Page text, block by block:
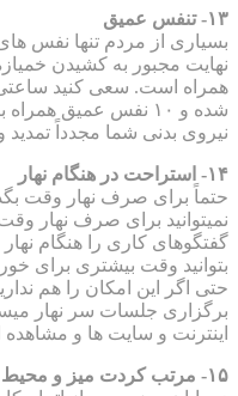
۱۳- تنفس عمیق
بسیاری از مردم تنها نفس
نهایت مجبور به کشیدن
همراه است. سعی کنید ساعتی
شده و ۱۰ نفس عمیق
نیروی بدنی شما مجدداً تمدید
۱۴- استراحت در هنگام نهار
حتماً برای صرف نهار وقت
نمیتوانید برای صرف نهار
گفتگوهای کاری را هنگام نهار
بتوانید وقت بیشتری برای
حتی اگر این امکان را هم
برگزاری جلسات سر نهار
اینترنت و سایت ها و مشاهده
۱۵- مرتب کردت میز و محیط کار